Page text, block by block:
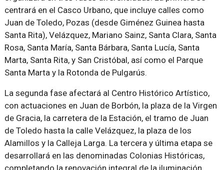
centrará en el Casco Urbano, que incluye calles como
Juan de Toledo, Pozas (desde Giménez Guinea hasta
Santa Rita), Velázquez, Mariano Sainz, Santa Clara, Santa
Rosa, Santa María, Santa Bárbara, Santa Lucía, Santa
Marta, Santa Rita, y San Cristóbal, así como el Parque
Santa Marta y la Rotonda de Pulgarús.
La segunda fase afectará al Centro Histórico Artístico,
con actuaciones en Juan de Borbón, la plaza de la Virgen
de Gracia, la carretera de la Estación, el tramo de Juan
de Toledo hasta la calle Velázquez, la plaza de los
Alamillos y la Calleja Larga. La tercera y última etapa se
desarrollará en las denominadas Colonias Históricas,
completando la renovación integral de la iluminación